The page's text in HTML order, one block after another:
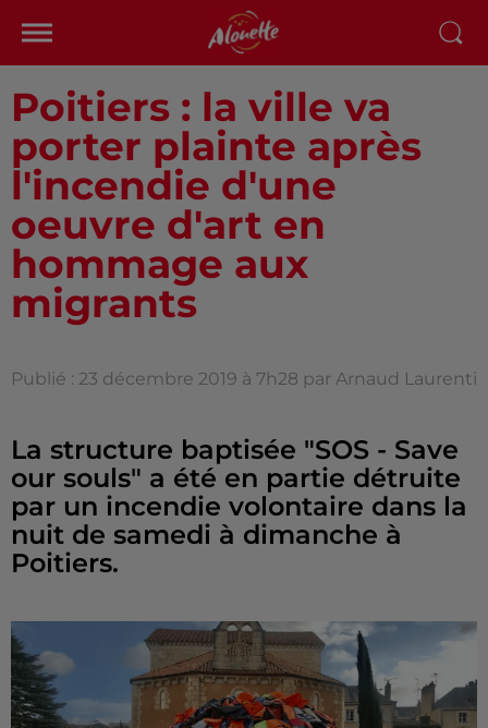
Poitiers : la ville va
porter plainte après
l'incendie d'une
oeuvre d'art en
hommage aux
migrants
Publié : 23 décembre 2019 à 7h28 par Arnaud Laurenti
La structure baptisée "SOS - Save
our souls" a été en partie détruite
par un incendie volontaire dans la
nuit de samedi à dimanche à
Poitiers.